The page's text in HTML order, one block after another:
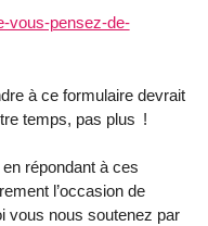
vous-pensez-de-
à ce formulaire devrait
temps, pas plus !
répondant à ces
l’occasion de
vous nous soutenez par